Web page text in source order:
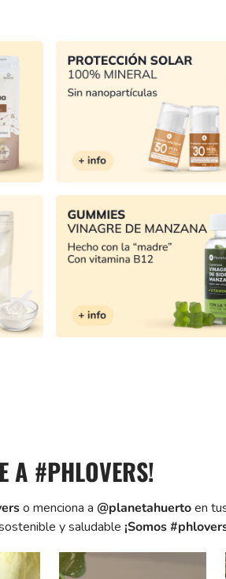
A #PHLOVERS!
o menciona a@planetahuerto
sostenible y saludable¡Somos